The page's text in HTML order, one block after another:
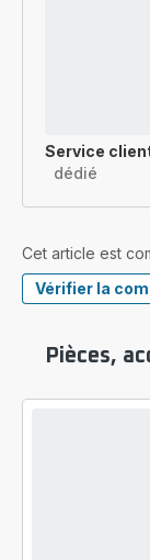
Service
dédié
Cet article est
Vérifier la
Pièces,